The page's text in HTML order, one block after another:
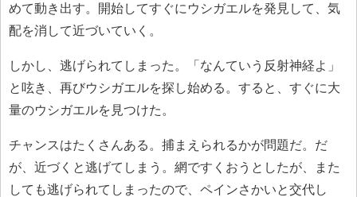
めて動き出す。開始してすぐにウシガエルを発見して、気
配を消して近づいていく。
しかし、逃げられてしまった。「なんていう反射神経よ」
と呟き、再びウシガエルを探し始める。すると、すぐに大
量のウシガエルを見つけた。
チャンスはたくさんある。捕まえられるかが問題だ。だ
が、近づくと逃げてしまう。網ですくおうとしたが、また
しても逃げられてしまったので、ペインさかいと交代し